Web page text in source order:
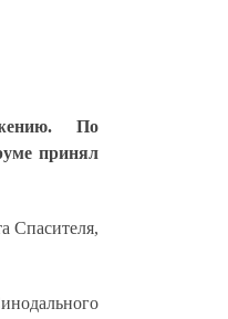
По
принял
Спасителя,